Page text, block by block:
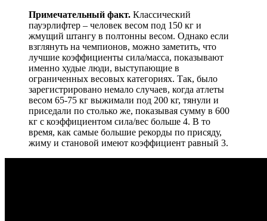
Примечательный факт. Классический
пауэрлифтер – человек весом под 150 кг и
жмущий штангу в полтонны весом. Однако если
взглянуть на чемпионов, можно заметить, что
лучшие коэффициенты сила/масса, показывают
именно худые люди, выступающие в
ограниченных весовых категориях. Так, было
зарегистрировано немало случаев, когда атлеты
весом 65-75 кг выжимали под 200 кг, тянули и
приседали по столько же, показывая сумму в 600
кг с коэффициентом сила/вес больше 4. В то
время, как самые большие рекорды по присяду,
жиму и становой имеют коэффициент равный 3.